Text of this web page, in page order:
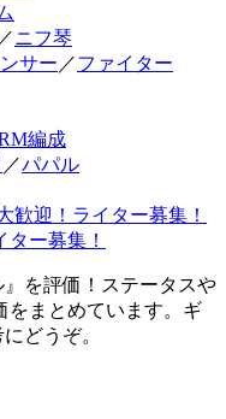
／ニフ琴
サー ／ファイター
編成
／パパル
歓迎！ライター募集！
ー募集！
を評価！ステータスや
をまとめています。ギ
どうぞ。